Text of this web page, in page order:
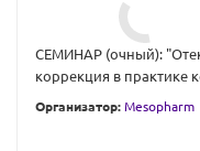
СЕМИНАР (очный):
коррекция в практике
Организатор: Mesopharm